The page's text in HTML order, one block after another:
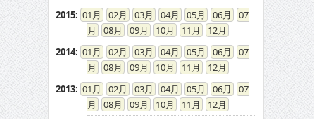
2015: 01 02 03 04 05 06
07
08
09 10 11
12
2014: 01 02 03 04 05 06
07
08
09 10 11
12
2013: 01 02 03 04 05 06
07
08
09 10 11
12